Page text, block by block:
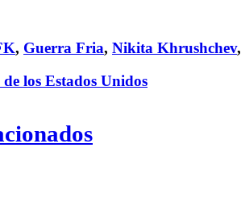
, Guerra Fria, Nikita Khrushchev,
los Estados Unidos